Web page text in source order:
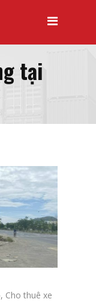
tại
Cho thuê xe